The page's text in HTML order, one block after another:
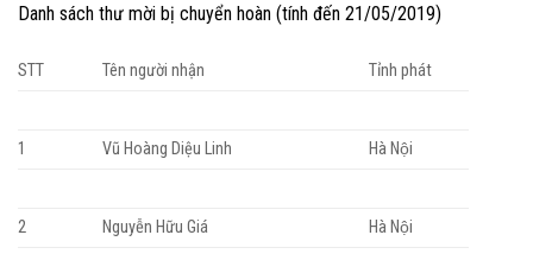
Danh sách thư mời bị chuyển hoàn (tính đến 21/05/2019)
STT Tên người nhận Tỉnh phát
1 Vũ Hoàng Diệu Linh Hà Nội
2 Nguyễn Hữu Giá Hà Nội